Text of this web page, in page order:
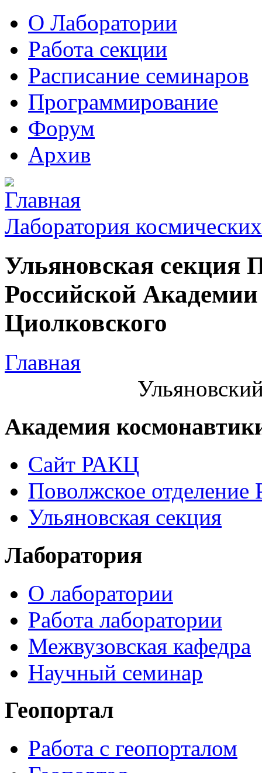
О Лаборатории
Работа секции
Расписание семинаров
Программирование
Форум
Архив
Лаборатория
Ульяновская секция
Российской
Циолковского
Главная
Академия
Сайт РАКЦ
Поволжское
Ульяновская секция
Лаборатория
О лаборатории
Работа лаборатории
Межвузовская кафедра
Научный семинар
Геопортал
Работа с геопорталом